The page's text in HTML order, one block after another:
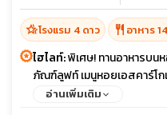
hotel_classโรงแรม 4 ดาว restaurant อาหาร
ไฮไลท์:พิเศษ! ทานอาหารบน
ภัณฑ์ลูฟท์ เมนูหอยเอสคาร์โ
อ่านเพิ่มเติม